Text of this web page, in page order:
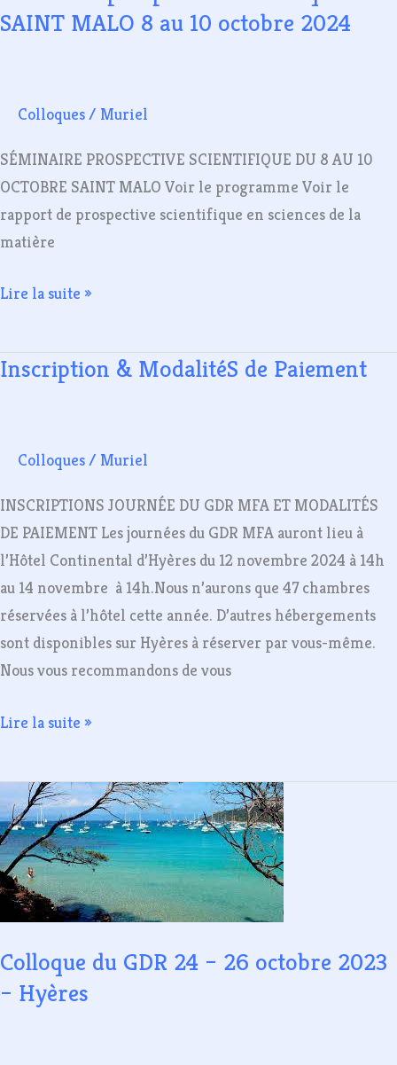
SAINT MALO 8 au 10 octobre 2024
Colloques/ Muriel
SÉMINAIRE PROSPECTIVE SCIENTIFIQUE DU 8 AU 10
OCTOBRE SAINT MALO Voir le programme Voir le
rapport de prospective scientifique en sciences de la
matière
Lire la suite »
Inscription & ModalitéS de Paiement
Colloques/ Muriel
INSCRIPTIONS JOURNÉE DU GDR MFA ET MODALITÉS
DE PAIEMENT Les journées du GDR MFA auront lieu à
l’Hôtel Continental d’Hyères du 12 novembre 2024 à 14h
au 14 novembre à 14h.Nous n’aurons que 47 chambres
réservées à l’hôtel cette année. D’autres hébergements
sont disponibles sur Hyères à réserver par vous-même.
Nous vous recommandons de vous
Inscription
Paiement
Lire la suite »
Colloque du GDR 24 – 26 octobre 2023
– Hyères
Colloque
du
GDR
24
octobre
2023